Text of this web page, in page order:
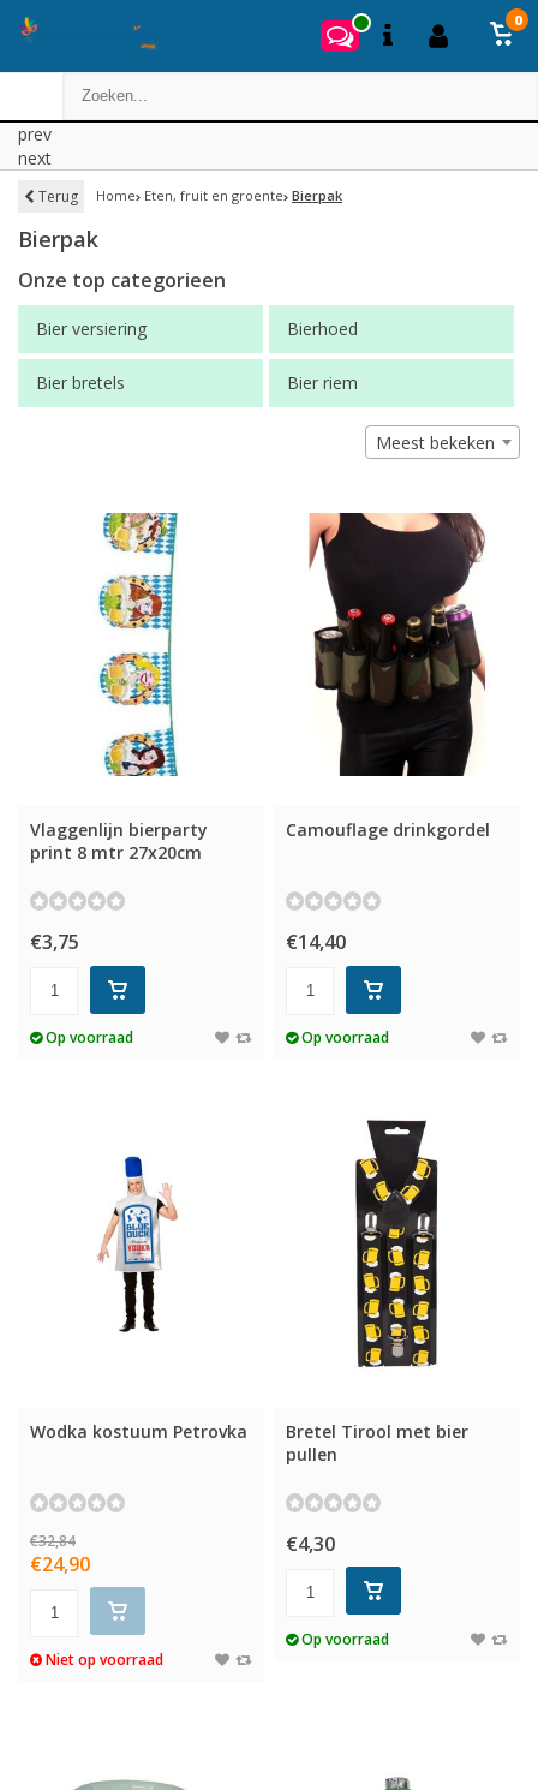
0
prev
next
Terug Home Eten, fruit en groente Bierpak
Bierpak
Onze top categorieen
Bier versiering Bierhoed
Bier bretels Bier riem
Meest bekeken
Vlaggenlijn bierparty
print 8 mtr 27x20cm
€3,75
Op voorraad
Camouflage drinkgordel
€14,40
Op voorraad
Wodka kostuum Petrovka
€32,84
€24,90
Niet op voorraad
Bretel Tirool met bier
pullen
€4,30
Op voorraad